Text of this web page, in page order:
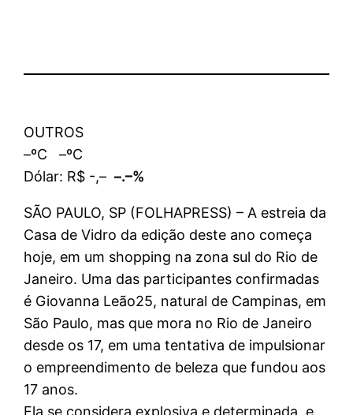
OUTROS
–ºC –ºC
Dólar: R$ -,––.–%
SÃO PAULO, SP (FOLHAPRESS) – A estreia da
Casa de Vidro da edição deste ano começa
hoje, em um shopping na zona sul do Rio de
Janeiro. Uma das participantes confirmadas
é Giovanna Leão25, natural de Campinas, em
São Paulo, mas que mora no Rio de Janeiro
desde os 17, em uma tentativa de impulsionar
o empreendimento de beleza que fundou aos
17 anos.
Ela se considera explosiva e determinada, e